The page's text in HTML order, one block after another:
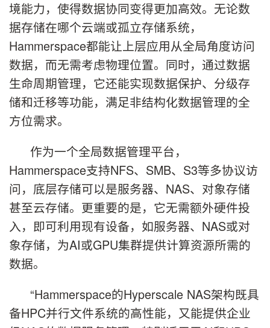
境能力，使得数据协同变得更加高效。无论数
据存储在哪个云端或孤立存储系统，
Hammerspace都能让上层应用从全局角度访问
数据，而无需考虑物理位置。同时，通过数据
生命周期管理，它还能实现数据保护、分级存
储和迁移等功能，满足非结构化数据管理的全
方位需求。
作为一个全局数据管理平台，
Hammerspace支持NFS、SMB、S3等多协议访
问，底层存储可以是服务器、NAS、对象存储
甚至云存储。更重要的是，它无需额外硬件投
入，即可利用现有设备，如服务器、NAS或对
象存储，为AI或GPU集群提供计算资源所需的
数据。
“Hammerspace的Hyperscale NAS架构既具
备HPC并行文件系统的高性能，又能提供企业